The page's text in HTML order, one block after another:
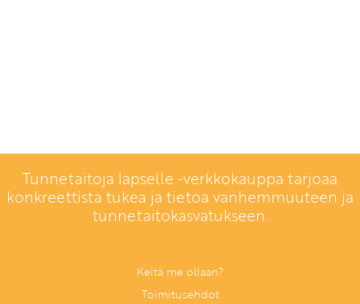
Tunnetaitoja lapselle -verkkokauppa tarjoaa
konkreettista tukea ja tietoa vanhemmuuteen ja
tunnetaitokasvatukseen.
Keitä me ollaan?
Toimitusehdot